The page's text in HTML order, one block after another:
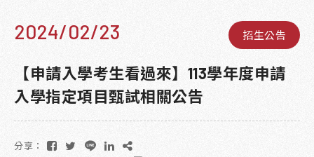
2024/02/23 招生公告
【申請入學考生看過來】113學年度申請
入學指定項目甄試相關公告
分享：